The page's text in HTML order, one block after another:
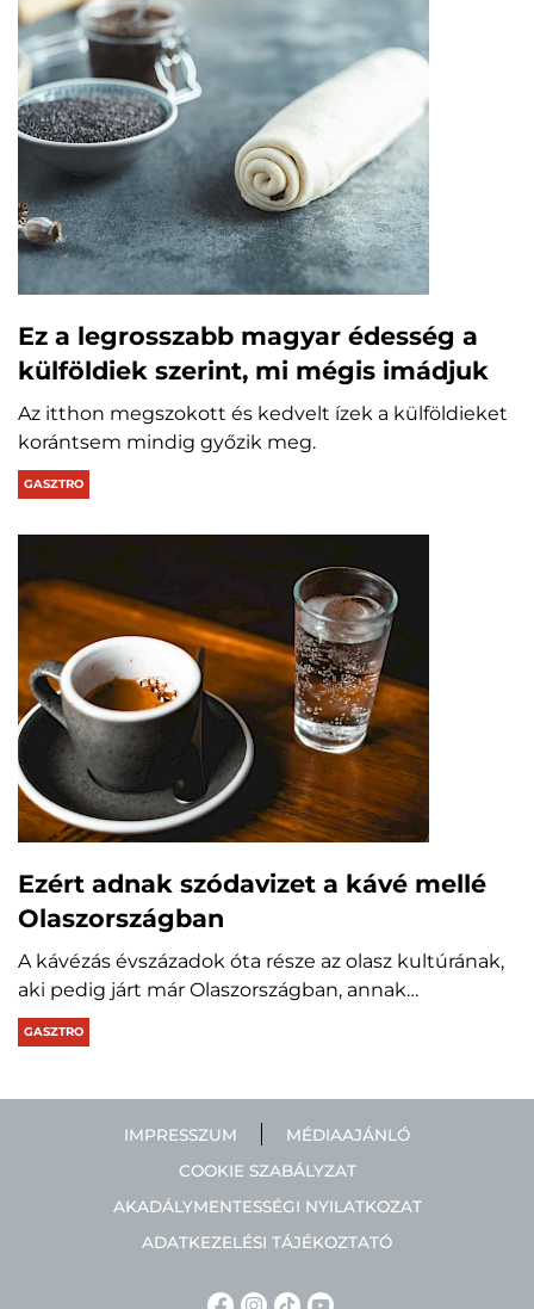
Ez a legrosszabb magyar édesség a
külföldiek szerint, mi mégis imádjuk
Az itthon megszokott és kedvelt ízek a külföldieket
korántsem mindig győzik meg.
GASZTRO
Ezért adnak szódavizet a kávé mellé
Olaszországban
A kávézás évszázadok óta része az olasz kultúrának,
aki pedig járt már Olaszországban, annak…
GASZTRO
IMPRESSZUM
MÉDIAAJÁNLÓ
COOKIE SZABÁLYZAT
AKADÁLYMENTESSÉGI NYILATKOZAT
ADATKEZELÉSI TÁJÉKOZTATÓ